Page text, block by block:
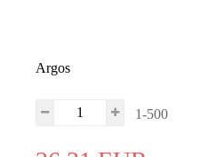
Argos
1-500